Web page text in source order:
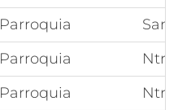
Parroquia
San
Parroquia
Ntra
Parroquia
Ntra